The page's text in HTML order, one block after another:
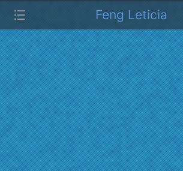
Feng Leticia